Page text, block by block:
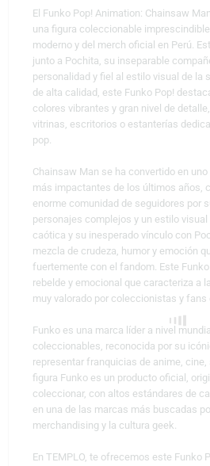
El Funko Pop! Animation: Chainsaw
una figura coleccionable
moderno y del merch oficial en Perú.
junto a Pochita, su inseparable
personalidad y fiel al estilo visual de la
de alta calidad, este Funko Pop!
colores vibrantes y gran nivel de
vitrinas, escritorios o estanterías
pop.
Chainsaw Man se ha convertido en
más impactantes de los últimos años,
enorme comunidad de seguidores por
personajes complejos y un estilo
caótica y su inesperado vínculo con
mezcla de crudeza, humor y emoción
fuertemente con el fandom. Este
rebelde y emocional que caracteriza a
muy valorado por coleccionistas y fans
Funko es una marca líder a nivel
coleccionables, reconocida por su
representar franquicias de anime, cine,
figura Funko es un producto oficial,
coleccionar, con altos estándares de
en una de las marcas más buscadas
merchandising y la cultura geek.
En TEMPLO, te ofrecemos este Funko